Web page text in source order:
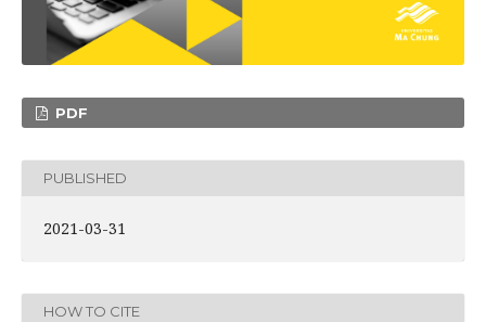
PDF
PUBLISHED
2021-03-31
HOW TO CITE